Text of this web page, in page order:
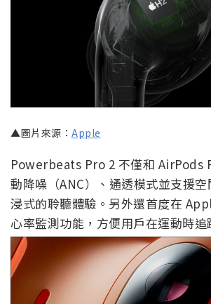
▲圖片來源： Apple
Powerbeats Pro 2 不僅和 AirPods
動降噪（ANC）、通透模式並支援
浸式的聆聽體驗。另外還首度在
心率監測功能，方便用戶在運動時追